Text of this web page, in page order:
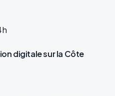
digitalesur la Côte